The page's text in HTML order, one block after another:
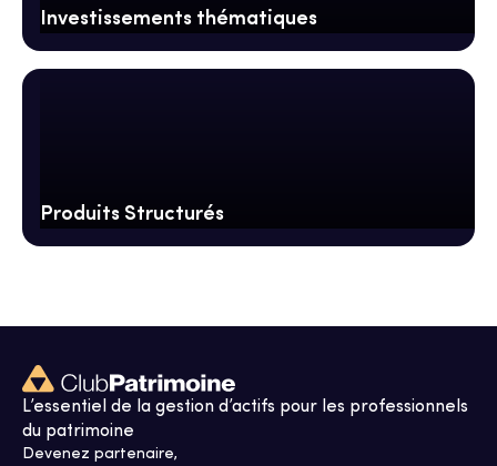
Investissements thématiques
Produits Structurés
L’essentiel de la gestion d’actifs pour les professionnels
du patrimoine
Devenez partenaire,